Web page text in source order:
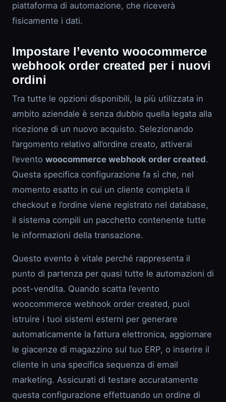
piattaforma di automazione, che riceverà
fisicamente i dati.
Impostare l’evento woocommerce
webhook order created per i nuovi
ordini
Tra tutte le opzioni disponibili, la più utilizzata in
ambito aziendale è senza dubbio quella legata alla
ricezione di un nuovo acquisto. Selezionando
l’argomento relativo all’ordine creato, attiverai
l’evento woocommerce webhook order created.
Questa specifica configurazione fa sì che, nel
momento esatto in cui un cliente completa il
checkout e l’ordine viene registrato nel database,
il sistema compili un pacchetto contenente tutte
le informazioni della transazione.
Questo evento è vitale perché rappresenta il
punto di partenza per quasi tutte le automazioni di
post-vendita. Quando scatta l’evento
woocommerce webhook order created, puoi
istruire i tuoi sistemi esterni per generare
automaticamente la fattura elettronica, aggiornare
le giacenze di magazzino sul tuo ERP, o inserire il
cliente in una specifica sequenza di email
marketing. Assicurati di testare accuratamente
questa configurazione effettuando un ordine di